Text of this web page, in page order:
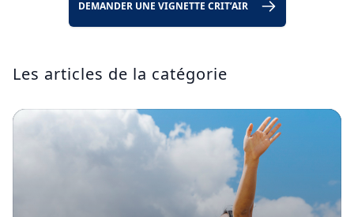
DEMANDER UNE VIGNETTE CRIT’AIR
Les articles de la catégorie